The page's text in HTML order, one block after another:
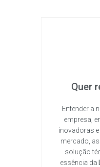
Quer
Entender a
empresa,
inovadoras
mercado,
solução
essência da